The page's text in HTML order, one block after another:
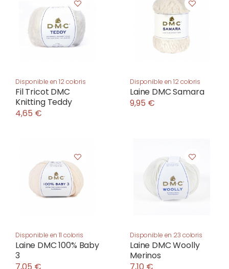
Disponible en 12 coloris
Fil Tricot DMC
Knitting Teddy
4,65 €
Disponible en 12 coloris
Laine DMC Samara
9,95 €
Disponible en 11 coloris
Laine DMC 100% Baby
3
Disponible en 23 coloris
Laine DMC Woolly
Merinos